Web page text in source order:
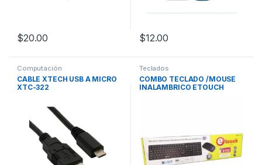
$20.00 $12.00
Computación
CABLE XTECH USB A MICRO
XTC-322
Teclados
COMBO TECLADO /MOUSE
INALAMBRICO ETOUCH